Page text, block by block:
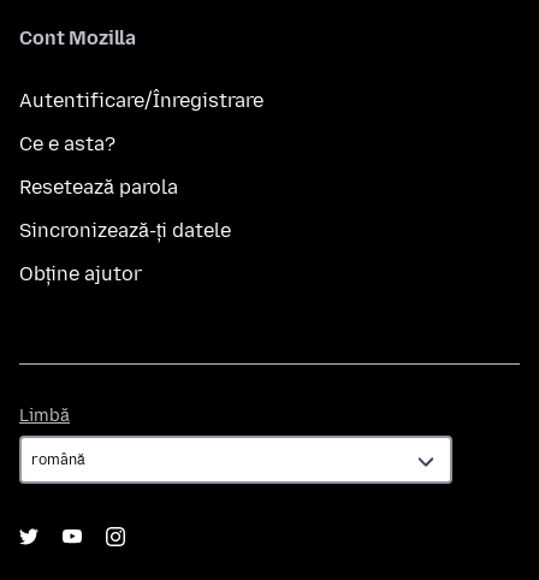
Cont Mozilla
Autentificare/Înregistrare
Ce e asta?
Resetează parola
Sincronizează-ți datele
Obține ajutor
Limbă